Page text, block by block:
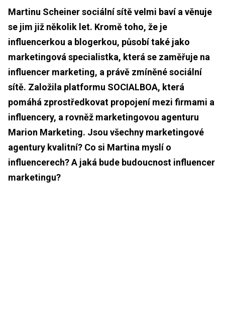
Martinu Scheiner sociální sítě velmi baví a věnuje
se jim již několik let. Kromě toho, že je
influencerkou a blogerkou, působí také jako
marketingová specialistka, která se zaměřuje na
influencer marketing, a právě zmíněné sociální
sítě. Založila platformu SOCIALBOA, která
pomáhá zprostředkovat propojení mezi firmami a
influencery, a rovněž marketingovou agenturu
Marion Marketing. Jsou všechny marketingové
agentury kvalitní? Co si Martina myslí o
influencerech? A jaká bude budoucnost influencer
marketingu?